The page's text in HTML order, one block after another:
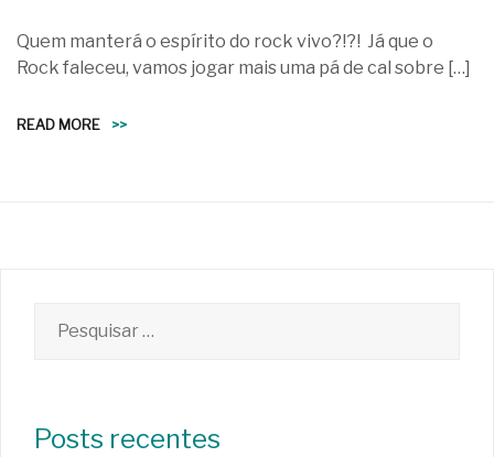
Quem manterá o espírito do rock vivo?!?! Já que o
Rock faleceu, vamos jogar mais uma pá de cal sobre […]
READ MORE >>
por:
Posts recentes